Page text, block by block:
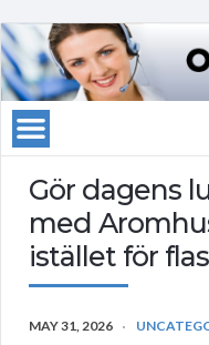
Gör dagens
med
istället för
MAY 31, 2026